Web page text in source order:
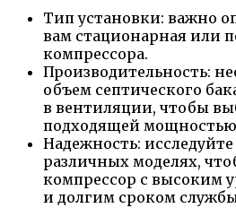
Тип установки: важно
вам стационарная или
компрессора.
Производительность:
объем септического
в вентиляции, чтобы
подходящей мощностью
Надежность:
различных моделях,
компрессор с высоким
и долгим сроком